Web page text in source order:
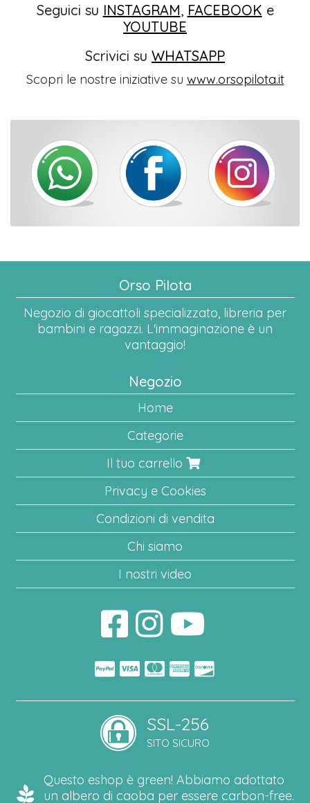
Seguici su INSTAGRAM, FACEBOOK e
YOUTUBE
Scrivici su WHATSAPP
Scopri le nostre iniziative su www.orsopilota.it
Orso Pilota
Negozio di giocattoli specializzato, libreria per
bambini e ragazzi. L'immaginazione è un
vantaggio!
Negozio
Home
Categorie
Il tuo carrello
Privacy e Cookies
Condizioni di vendita
Chi siamo
I nostri video
SSL-256
SITO SICURO
Questo eshop è green! Abbiamo adottato
un albero di caoba per essere carbon-free.